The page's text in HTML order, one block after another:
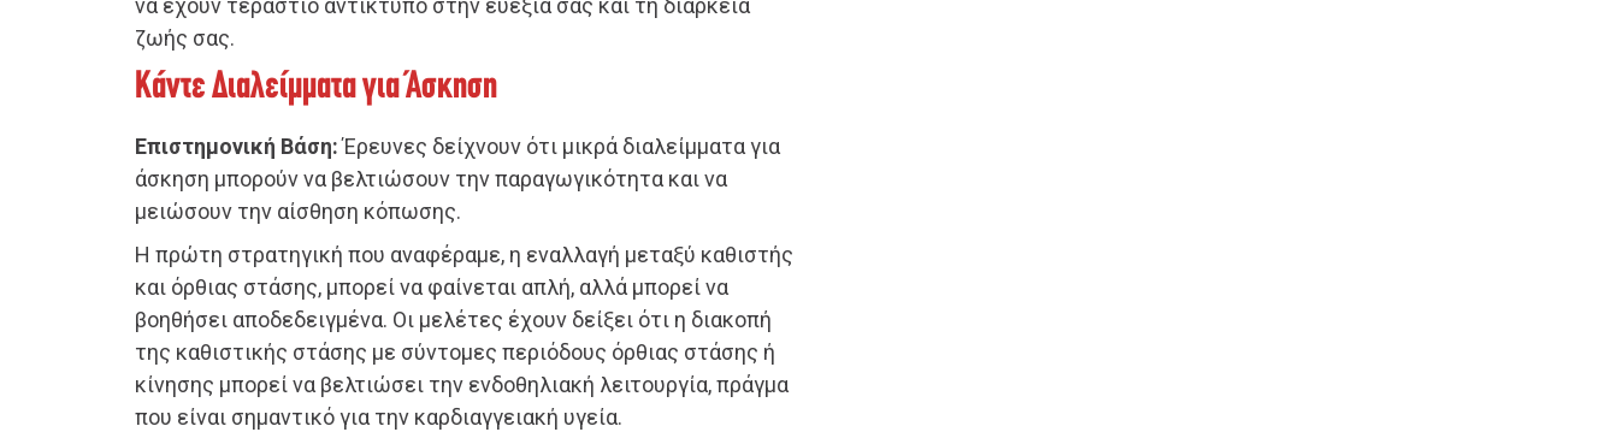
να έχουν τεράστιο αντίκτυπο στην ευεξία σας και τη διάρκεια
ζωής σας.
Κάντε Διαλείμματα για Άσκηση
Επιστημονική Βάση:Έρευνες δείχνουν ότι μικρά διαλείμματα για
άσκηση μπορούν να βελτιώσουν την παραγωγικότητα και να
μειώσουν την αίσθηση κόπωσης.
Η πρώτη στρατηγική που αναφέραμε, η εναλλαγή μεταξύ καθιστής
και όρθιας στάσης, μπορεί να φαίνεται απλή, αλλά μπορεί να
βοηθήσει αποδεδειγμένα. Οι μελέτες έχουν δείξει ότι η διακοπή
της καθιστικής στάσης με σύντομες περιόδους όρθιας στάσης ή
κίνησης μπορεί να βελτιώσει την ενδοθηλιακή λειτουργία, πράγμα
που είναι σημαντικό για την καρδιαγγειακή υγεία.